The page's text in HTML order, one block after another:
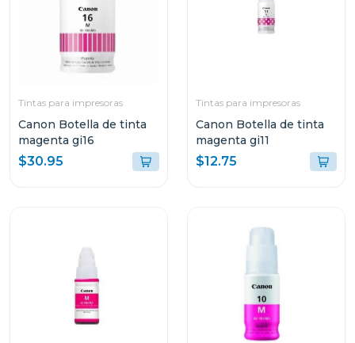
Tintas para impresoras
Canon Botella de tinta
magenta gi16
$30.95
Tintas para impresoras
Canon Botella de tinta
magenta gi11
$12.75